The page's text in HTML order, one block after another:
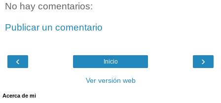
No hay comentarios:
Publicar un comentario
‹ ›
Inicio
Ver versión web
Acerca de mi